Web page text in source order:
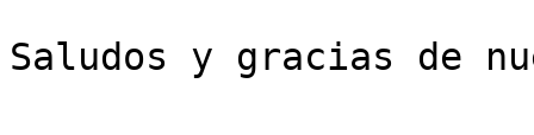
Saludos y gracias de